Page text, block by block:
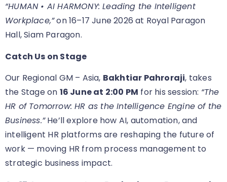
“HUMAN • AI HARMONY: Leading the Intelligent
Workplace,”on 16–17 June 2026 at Royal Paragon
Hall, Siam Paragon.
Catch Us on Stage
Our Regional GM – Asia, Bakhtiar Pahroraji, takes
the Stage on 16 June at 2:00 PM for his session: “The
HR of Tomorrow: HR as the Intelligence Engine of the
Business.”He’ll explore how AI, automation, and
intelligent HR platforms are reshaping the future of
work — moving HR from process management to
strategic business impact.